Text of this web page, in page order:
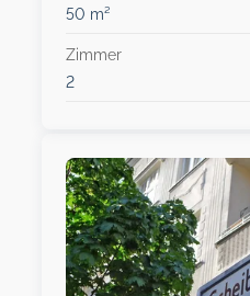
50 m²
Zimmer
2